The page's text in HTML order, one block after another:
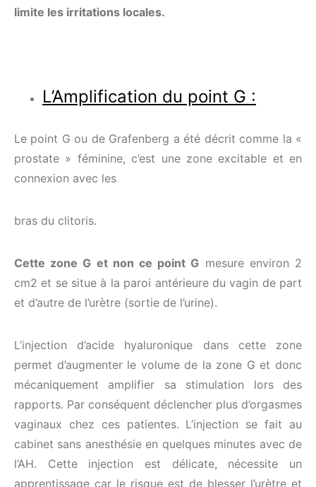
limite les irritations locales.
L’Amplification du point G :
Le point G ou de Grafenberg a été décrit comme la «
prostate » féminine, c’est une zone excitable et en
connexion avec les
bras du clitoris.
Cette zone G et non ce point G mesure environ 2
cm2 et se situe à la paroi antérieure du vagin de part
et d’autre de l’urètre (sortie de l’urine).
L’injection d’acide hyaluronique dans cette zone
permet d’augmenter le volume de la zone G et donc
mécaniquement amplifier sa stimulation lors des
rapports. Par conséquent déclencher plus d’orgasmes
vaginaux chez ces patientes. L’injection se fait au
cabinet sans anesthésie en quelques minutes avec de
l’AH. Cette injection est délicate, nécessite un
apprentissage car le risque est de blesser l’urètre et